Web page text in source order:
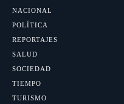
NACIONAL
POLÍTICA
REPORTAJES
SALUD
SOCIEDAD
TIEMPO
TURISMO